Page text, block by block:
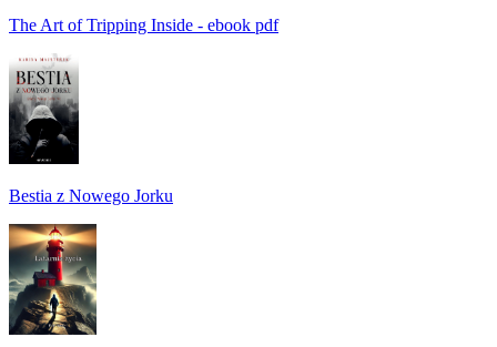
The Art of Tripping Inside - ebook pdf
Bestia z Nowego Jorku